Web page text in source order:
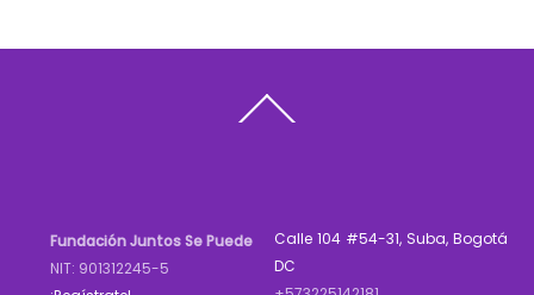
To
Fundación Juntos Se Puede
NIT: 901312245-5
Calle 104 #54-31, Suba, Bogotá
DC